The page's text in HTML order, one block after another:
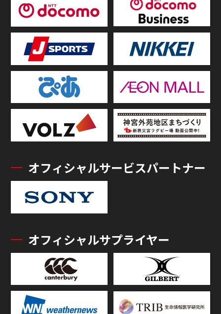
オフィシャルサービスパートナー
オフィシャルサプライヤー